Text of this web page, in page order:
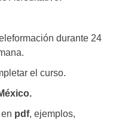
durante 24
el curso.
pdf, ejemplos,